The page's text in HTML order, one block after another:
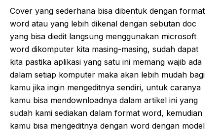
Cover yang sederhana bisa dibentuk dengan format
word atau yang lebih dikenal dengan sebutan doc
yang bisa diedit langsung menggunakan microsoft
word dikomputer kita masing-masing, sudah dapat
kita pastika aplikasi yang satu ini memang wajib ada
dalam setiap komputer maka akan lebih mudah bagi
kamu jika ingin mengeditnya sendiri, untuk caranya
kamu bisa mendownloadnya dalam artikel ini yang
sudah kami sediakan dalam format word, kemudian
kamu bisa mengeditnya dengan word dengan model